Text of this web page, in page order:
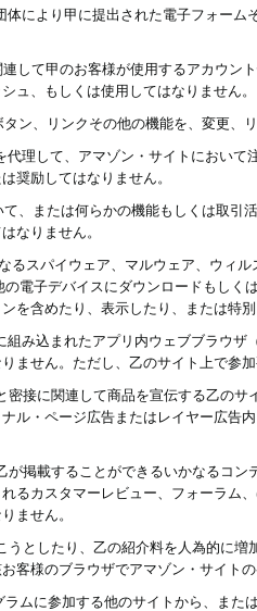
体により甲に提出された電子フォー
して甲のお客様が使用するアカウン
ュ、もしくは使用してはなりません。
ン、リンクその他の機能を、変更、
代理して、アマゾン・サイトにおい
奨励してはなりません。
、または何らかの機能もしくは取
なりません。
るスパイウェア、マルウェア、ウィ
電子デバイスにダウンロードもし
を含めたり、表示したり、または特
組み込まれたアプリ内ウェブブラウ
ません。ただし、乙のサイト上で参
密接に関連して商品を宣伝する乙の
ル・ページ広告またはレイヤー広告
が掲載することができるいかなるコ
るカスタマーレビュー、フォーラム
ません。
うとしたり、乙の紹介料を人為的に
客様のブラウザでアマゾン・サイト
ムに参加する他のサイトから、ま